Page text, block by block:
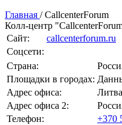
Главная / CallcenterForum
Колл-центр
Сайт:
callcenterforum.ru
Соцсети:
Страна:
Площадки в городах:
Адрес офиса:
Адрес офиса 2:
Телефон:
+370